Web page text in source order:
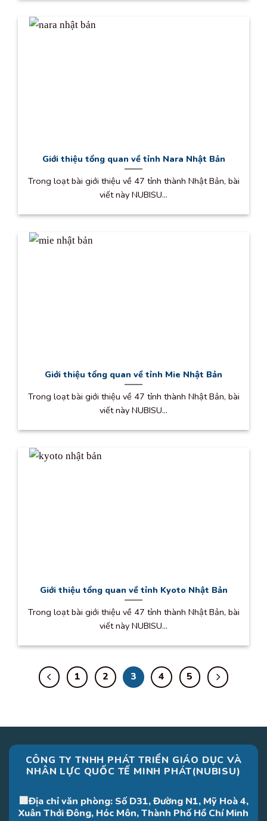
Giới thiệu tổng quan về tỉnh Nara Nhật Bản
Trong loạt bài giới thiệu về 47 tỉnh thành Nhật Bản, bài
viết này NUBISU...
Giới thiệu tổng quan về tỉnh Mie Nhật Bản
Trong loạt bài giới thiệu về 47 tỉnh thành Nhật Bản, bài
viết này NUBISU...
Giới thiệu tổng quan về tỉnh Kyoto Nhật Bản
Trong loạt bài giới thiệu về 47 tỉnh thành Nhật Bản, bài
viết này NUBISU...
1 2 3 4 5
CÔNG TY TNHH PHÁT TRIỂN GIÁO DỤC VÀ
NHÂN LỰC QUỐC TẾ MINH PHÁT(NUBISU)
🏢Địa chỉ văn phòng: Số D31, Đường N1, Mỹ Hoà 4,
Xuân Thới Đông, Hóc Môn, Thành Phố Hồ Chí Minh